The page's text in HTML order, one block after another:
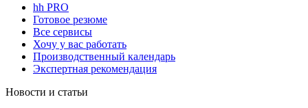
hh PRO
Готовое резюме
Все сервисы
Хочу у вас работать
Производственный календарь
Экспертная рекомендация
Новости и статьи